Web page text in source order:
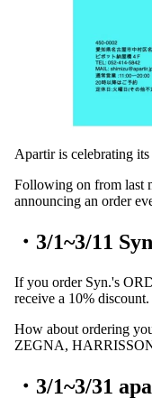
Apartir is celebrating
Following on from last
announcing an order
・3/1~3/11
If you order Syn.'s
receive a 10% discount.
How about ordering
ZEGNA,
・3/1~3/31